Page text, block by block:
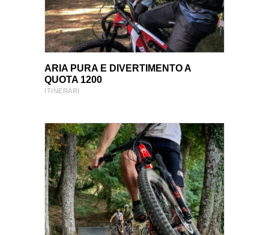
VIEW PRODUCT
VIEW PRODUCT
ARIA PURA E DIVERTIMENTO A
QUOTA 1200
ITINERARI